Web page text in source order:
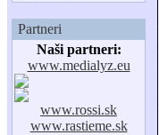
Partneri
Naši partneri:
www.medialyz.eu
www.rossi.sk
www.rastieme.sk